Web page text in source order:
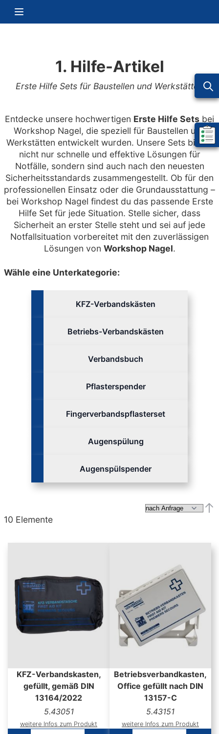
Navigation umschalten
Mein
1. Hilfe-Artikel
Erste Hilfe Sets für Baustellen und Werkstätten
Entdecke unsere hochwertigen Erste Hilfe Sets bei
Workshop Nagel, die speziell für Baustellen und
Werkstätten entwickelt wurden. Unsere Sets bieten
nicht nur schnelle und effektive Lösungen für
Notfälle, sondern sind auch nach den neuesten
Sicherheitsstandards zusammengestellt. Ob für den
professionellen Einsatz oder die Grundausstattung –
bei Workshop Nagel findest du das passende Erste
Hilfe Set für jede Situation. Stelle sicher, dass
Sicherheit an erster Stelle steht und sei auf jede
Notfallsituation vorbereitet mit den zuverlässigen
Lösungen von Workshop Nagel.
Wähle eine Unterkategorie:
KFZ-Verbandskästen
Betriebs-Verbandskästen
Verbandsbuch
Pflasterspender
Fingerverbandspflasterset
Augenspülung
Augenspülspender
10 Elemente
KFZ-Verbandskasten,
gefüllt, gemäß DIN
13164/2022
5.43051
weitere Infos zum Produkt
Betriebsverbandkasten,
Office gefüllt nach DIN
13157-C
5.43151
weitere Infos zum Produkt